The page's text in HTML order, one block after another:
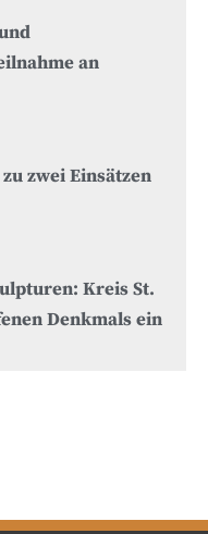
an
zwei Einsätzen
Kreis St.
Denkmals ein